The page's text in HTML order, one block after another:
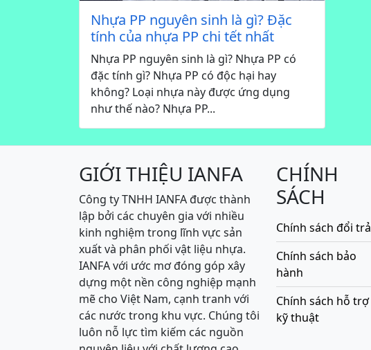
Nhựa PP nguyên sinh là gì? Đặc
tính của nhựa PP chi tết nhất
Nhựa PP nguyên sinh là gì? Nhựa PP có
đặc tính gì? Nhựa PP có độc hại hay
không? Loại nhựa này được ứng dụng
như thế nào? Nhựa PP...
GIỚI THIỆU IANFA
Công ty TNHH IANFA được thành
lập bởi các chuyên gia với nhiều
kinh nghiệm trong lĩnh vực sản
xuất và phân phối vật liệu nhựa.
IANFA với ước mơ đóng góp xây
dựng một nền công nghiệp mạnh
mẽ cho Việt Nam, cạnh tranh với
các nước trong khu vực. Chúng tôi
luôn nỗ lực tìm kiếm các nguồn
CHÍNH
SÁCH
Chính sách đổi trả
Chính sách bảo
hành
Chính sách hỗ trợ
kỹ thuật